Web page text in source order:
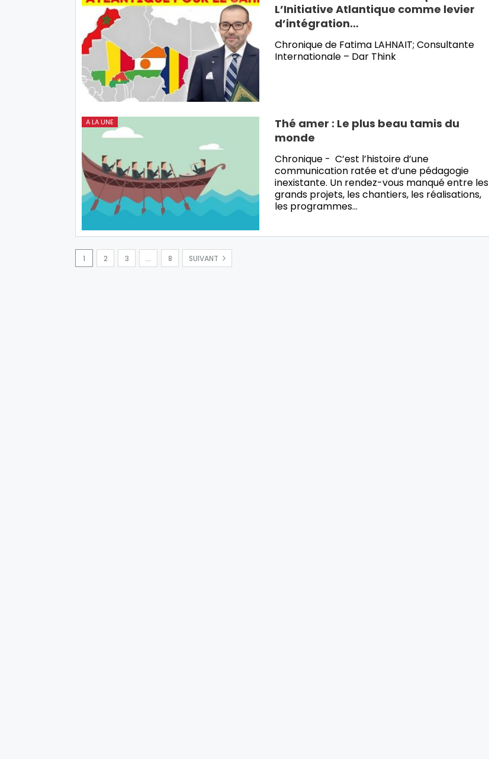
L’Initiative Atlantique comme levier
d’intégration…
Chronique de Fatima LAHNAIT; Consultante
Internationale – Dar Think
A LA UNE
Thé amer : Le plus beau tamis du
monde
Chronique - C’est l’histoire d’une
communication ratée et d’une pédagogie
inexistante. Un rendez-vous manqué entre les
grands projets, les chantiers, les réalisations,
les programmes…
1 2 3 … 8 SUIVANT